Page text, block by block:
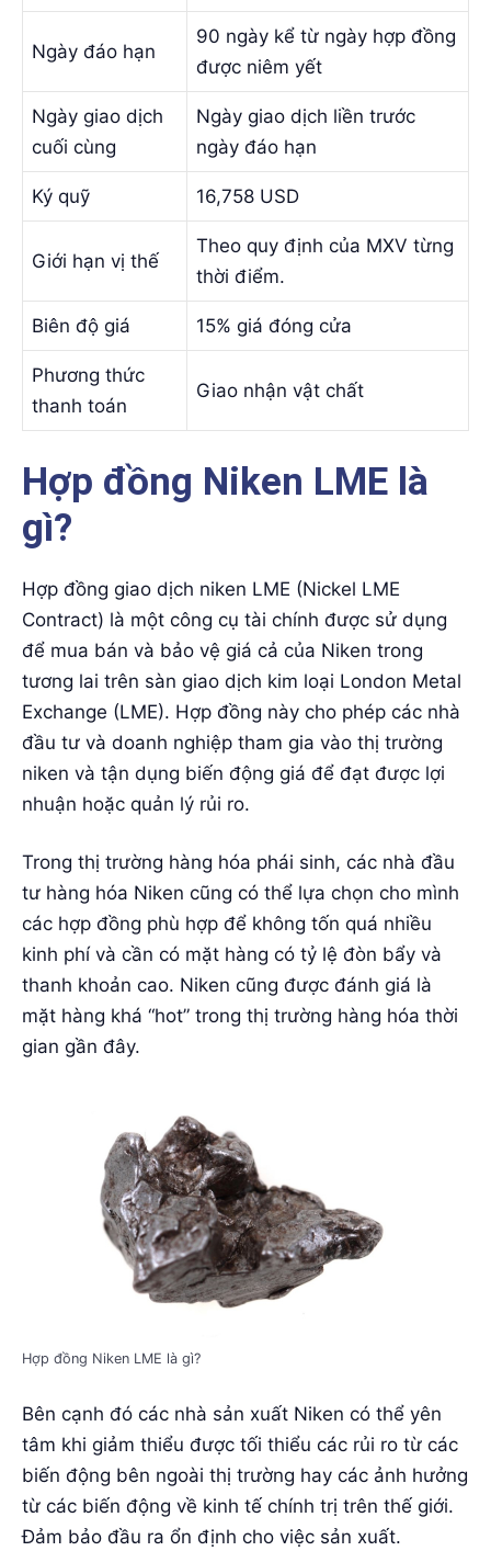
Ngày đáo hạn
90 ngày kể từ ngày hợp đồng
được niêm yết
Ngày giao dịch
cuối cùng
Ngày giao dịch liền trước
ngày đáo hạn
Ký quỹ 16,758 USD
Giới hạn vị thế
Theo quy định của MXV từng
thời điểm.
Biên độ giá 15% giá đóng cửa
Phương thức
thanh toán
Giao nhận vật chất
Hợp đồng Niken LME là
gì?
Hợp đồng giao dịch niken LME (Nickel LME
Contract) là một công cụ tài chính được sử dụng
để mua bán và bảo vệ giá cả của Niken trong
tương lai trên sàn giao dịch kim loại London Metal
Exchange (LME). Hợp đồng này cho phép các nhà
đầu tư và doanh nghiệp tham gia vào thị trường
niken và tận dụng biến động giá để đạt được lợi
nhuận hoặc quản lý rủi ro.
Trong thị trường hàng hóa phái sinh, các nhà đầu
tư hàng hóa Niken cũng có thể lựa chọn cho mình
các hợp đồng phù hợp để không tốn quá nhiều
kinh phí và cần có mặt hàng có tỷ lệ đòn bẩy và
thanh khoản cao. Niken cũng được đánh giá là
mặt hàng khá “hot” trong thị trường hàng hóa thời
gian gần đây.
Hợp đồng Niken LME là gì?
Bên cạnh đó các nhà sản xuất Niken có thể yên
tâm khi giảm thiểu được tối thiểu các rủi ro từ các
biến động bên ngoài thị trường hay các ảnh hưởng
từ các biến động về kinh tế chính trị trên thế giới.
Đảm bảo đầu ra ổn định cho việc sản xuất.